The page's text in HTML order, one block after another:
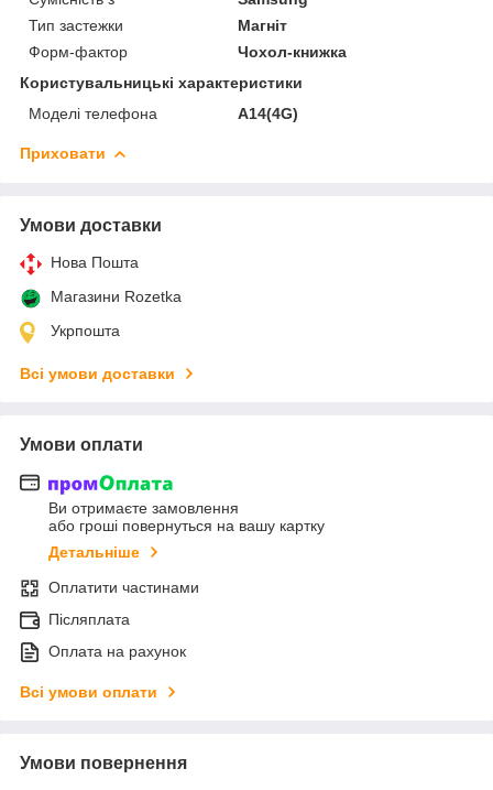
Тип застежки
Магніт
Форм-фактор
Чохол-книжка
Користувальницькі характеристики
Моделі телефона
A14(4G)
Приховати
Умови доставки
Нова Пошта
Магазини Rozetka
Укрпошта
Всі умови доставки
Умови оплати
Ви отримаєте замовлення
або гроші повернуться на вашу картку
Детальніше
Оплатити частинами
Післяплата
Оплата на рахунок
Всі умови оплати
Умови повернення